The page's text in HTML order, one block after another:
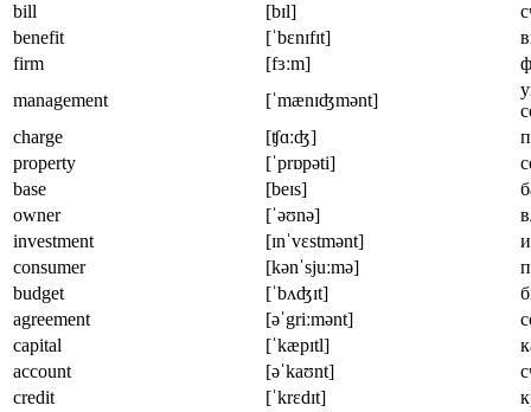
bill
[bɪl]
benefit
[ˈbɛnɪfɪt]
firm
[fɜːm]
management
[ˈmænɪʤmənt]
charge
[ʧɑːʤ]
property
[ˈprɒpəti]
base
[beɪs]
owner
[ˈəʊnə]
investment
[ɪnˈvɛstmənt]
consumer
[kənˈsjuːmə]
budget
[ˈbʌʤɪt]
agreement
[əˈgriːmənt]
capital
[ˈkæpɪtl]
account
[əˈkaʊnt]
credit
[ˈkrɛdɪt]